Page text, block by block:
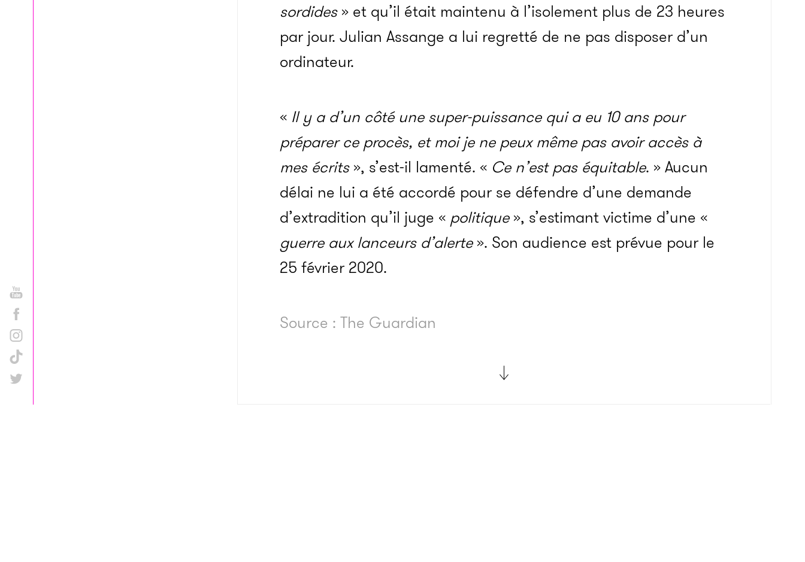
sordides» et qu’il était maintenu à l’isolement plus de 23 heures
par jour. Julian Assange a lui regretté de ne pas disposer d’un
ordinateur.
« Il y a d’un côté une super-puissance qui a eu 10 ans pour
préparer ce procès, et moi je ne peux même pas avoir accès à
mes écrits», s’est-il lamenté. « Ce n’est pas équitable. » Aucun
délai ne lui a été accordé pour se défendre d’une demande
d’extradition qu’il juge « politique», s’estimant victime d’une «
guerre aux lanceurs d’alerte». Son audience est prévue pour le
25 février 2020.
Source : The Guardian